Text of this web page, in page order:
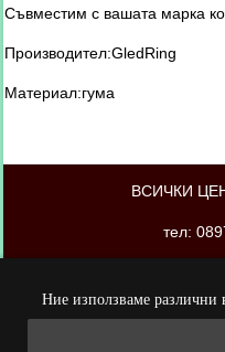
Ние използваме различни
Съвместим с вашата марка
Производител:GledRing
Материал:гума
ВСИЧКИ
тел:
магазинът е